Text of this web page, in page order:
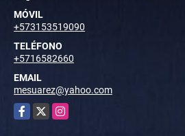
MÓVIL
+573153519090
TELÉFONO
+5716582660
EMAIL
mesuarez@yahoo.com
Facebook
X Instagram